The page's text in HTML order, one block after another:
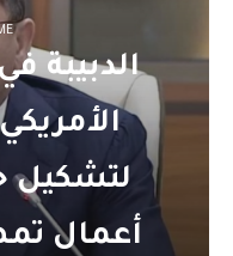
الدبيبة
لتشكيل
أعمال